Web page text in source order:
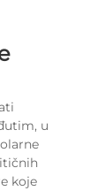
u
koje